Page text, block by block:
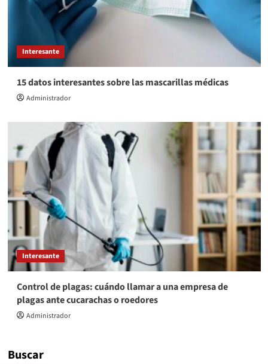
Interesante
15 datos interesantes sobre las mascarillas médicas
Administrador
Interesante
Control de plagas: cuándo llamar a una empresa de
plagas ante cucarachas o roedores
Administrador
Buscar